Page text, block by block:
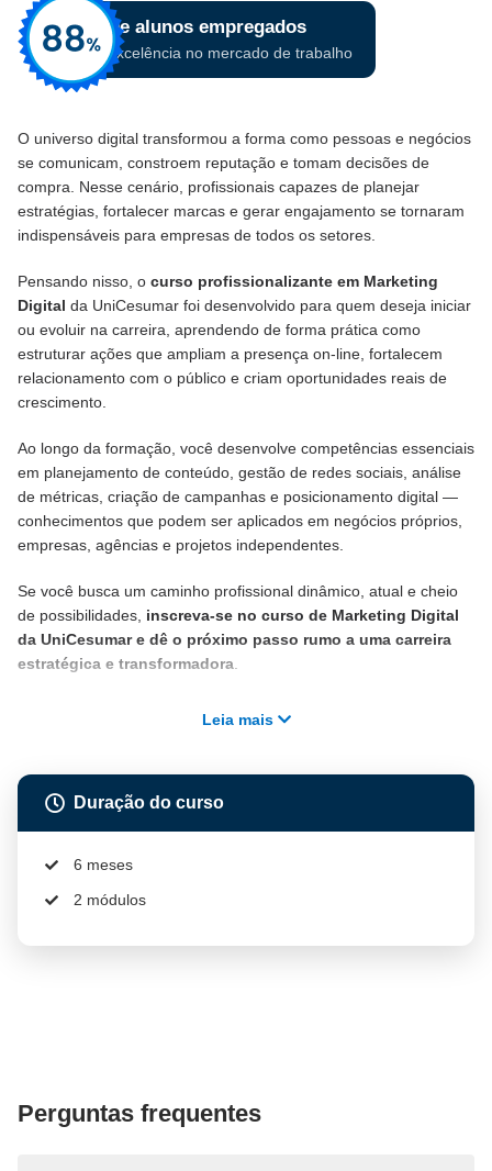
O universo digital transformou a forma como pessoas e negócios
se comunicam, constroem reputação e tomam decisões de
compra. Nesse cenário, profissionais capazes de planejar
estratégias, fortalecer marcas e gerar engajamento se tornaram
indispensáveis para empresas de todos os setores.
Pensando nisso, o curso profissionalizante em Marketing
Digital da UniCesumar foi desenvolvido para quem deseja iniciar
ou evoluir na carreira, aprendendo de forma prática como
estruturar ações que ampliam a presença on-line, fortalecem
relacionamento com o público e criam oportunidades reais de
crescimento.
Ao longo da formação, você desenvolve competências essenciais
em planejamento de conteúdo, gestão de redes sociais, análise
de métricas, criação de campanhas e posicionamento digital —
conhecimentos que podem ser aplicados em negócios próprios,
empresas, agências e projetos independentes.
Se você busca um caminho profissional dinâmico, atual e cheio
de possibilidades, inscreva-se no curso de Marketing Digital
da UniCesumar e dê o próximo passo rumo a uma carreira
estratégica e transformadora
Leia mais
Duração do curso
6 meses
2 módulos
Perguntas frequentes